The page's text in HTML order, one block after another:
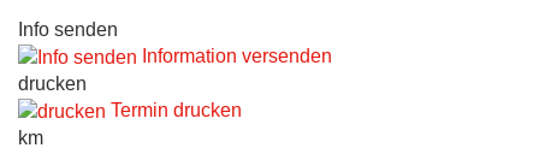
Info senden
Information versenden
drucken
Termin drucken
km